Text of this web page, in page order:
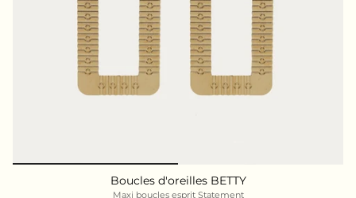
Boucles d'oreilles BETTY
Maxi boucles esprit Statement